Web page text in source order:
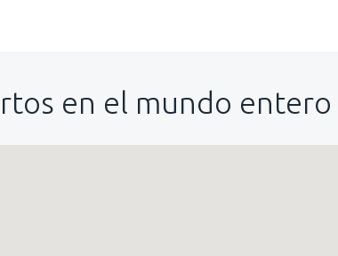
en el mundo entero